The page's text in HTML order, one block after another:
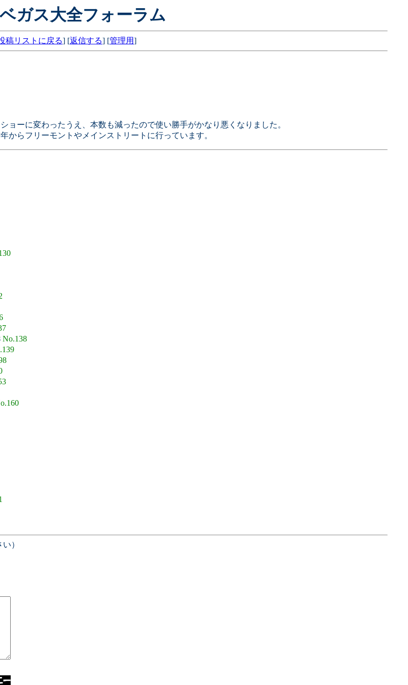
ガス大全フォーラム
稿リストに戻る] [返信する] [管理用]
ーに変わったうえ、本数も減ったので使い勝手がかなり悪くなりました。
らフリーモントやメインストリートに行っています。
No.138
）